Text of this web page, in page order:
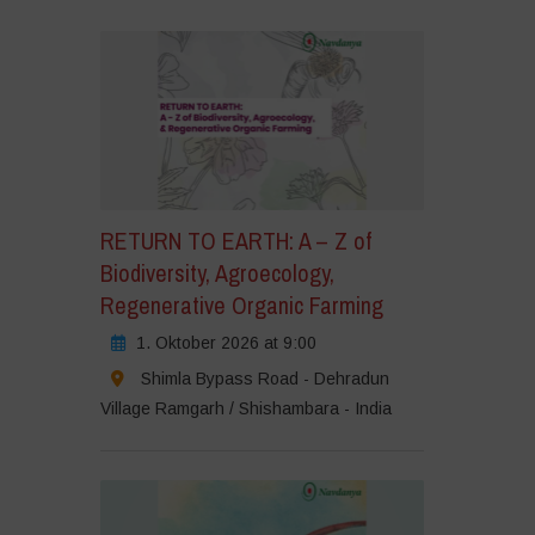
RETURN TO EARTH: A – Z of
Biodiversity, Agroecology,
Regenerative Organic Farming
1. Oktober 2026 at 9:00
Shimla Bypass Road - Dehradun
Village Ramgarh / Shishambara - India